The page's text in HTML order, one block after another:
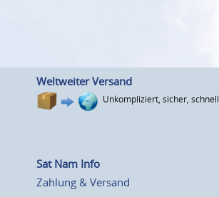
Weltweiter Versand
Unkompliziert, sicher, schnell
Sat Nam Info
Zahlung & Versand